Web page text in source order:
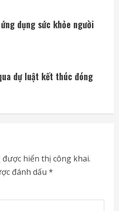
dụng sức khỏe người
dự luật kết thúc đóng
hiển thị công khai.
đánh dấu *